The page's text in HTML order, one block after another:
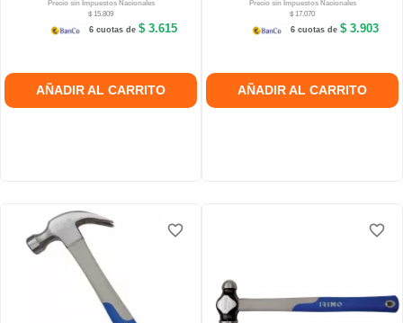
Precio sin Impuestos Nacionales
$ 15.809
6 cuotas de $ 3.615
AÑADIR AL CARRITO
Precio sin Impuestos Nacionales
$ 17.070
6 cuotas de $ 3.903
AÑADIR AL CARRITO
favorite_border
favorite_border favorite_border
favorite_border